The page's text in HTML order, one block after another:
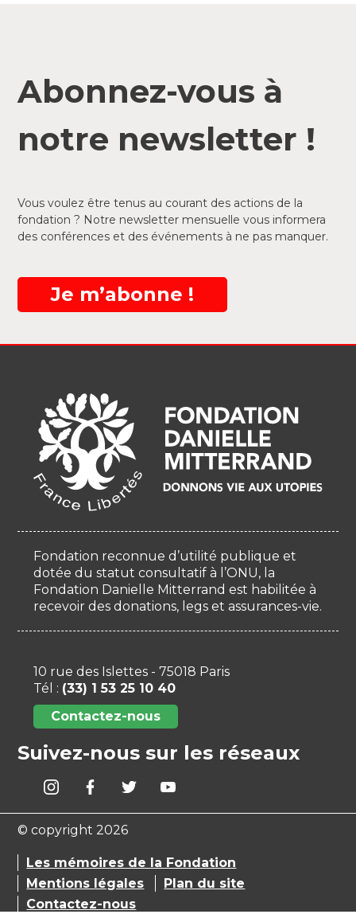
Abonnez-vous à
notre newsletter !
Vous voulez être tenus au courant des actions de la
fondation ? Notre newsletter mensuelle vous informera
des conférences et des événements à ne pas manquer.
Je m’abonne !
Fondation reconnue d’utilité publique et
dotée du statut consultatif à l’ONU, la
Fondation Danielle Mitterrand est habilitée à
recevoir des donations, legs et assurances-vie.
10 rue des Islettes - 75018 Paris
Tél : (33) 1 53 25 10 40
Contactez-nous
Suivez-nous sur les réseaux
© copyright 2026
Les mémoires de la Fondation
Mentions légales
Plan du site
Contactez-nous